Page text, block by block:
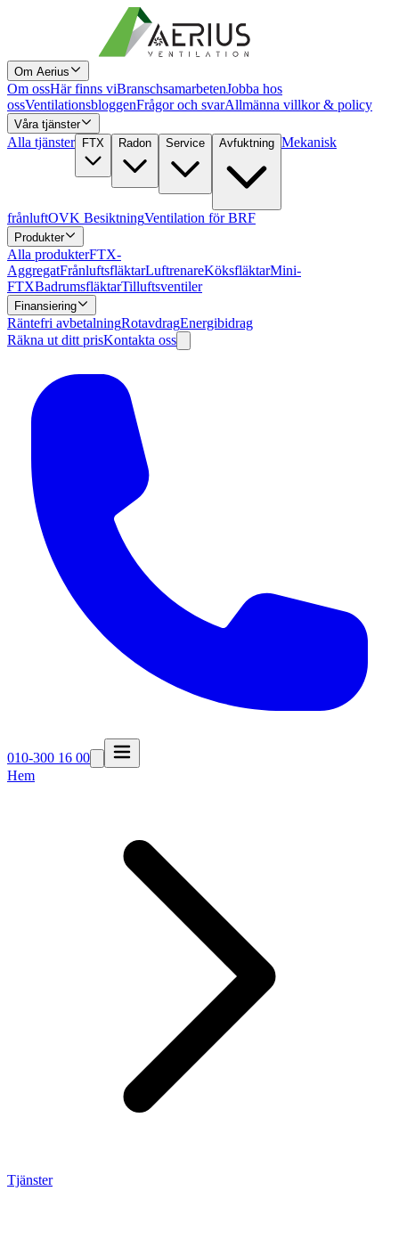
Om Aerius
Om ossHär finns viBranschsamarbetenJobba hos
ossVentilationsbloggenFrågor och svarAllmänna villkor & policy
Våra tjänster
Alla tjänster FTX Radon Service Avfuktning Mekanisk
frånluftOVK BesiktningVentilation för BRF
Produkter
Alla produkterFTX-
AggregatFrånluftsfläktarLuftrenareKöksfläktarMini-
FTXBadrumsfläktarTilluftsventiler
Finansiering
Räntefri avbetalningRotavdragEnergibidrag
Räkna ut ditt prisKontakta oss
010-300 16 00
Hem
Tjänster